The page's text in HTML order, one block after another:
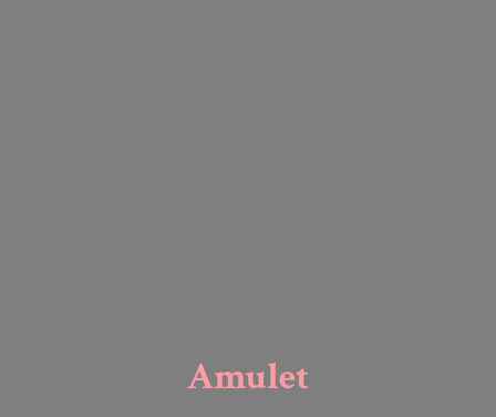
Amulet